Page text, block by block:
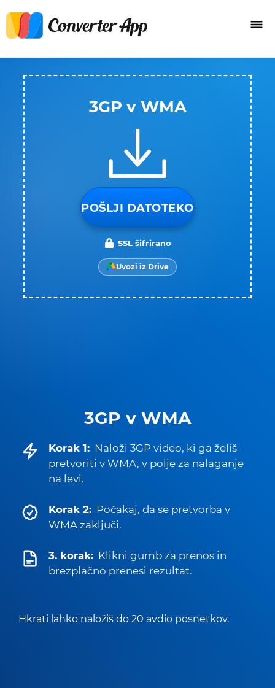
3GP v WMA
Korak 1: Naloži 3GP video, ki ga želiš
pretvoriti v WMA, v polje za nalaganje
na levi.
Korak 2: Počakaj, da se pretvorba v
WMA zaključi.
3. korak: Klikni gumb za prenos in
brezplačno prenesi rezultat.
Hkrati lahko naložiš do 20 avdio posnetkov.
3GP v WMA
POŠLJI DATOTEKO
SSL šifrirano
Uvozi iz Drive